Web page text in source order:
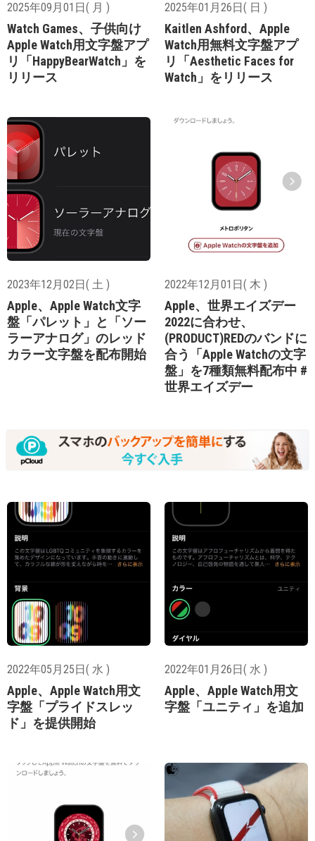
2025年09月01日( 月 )
Watch Games、子供向け
Apple Watch用文字盤アプ
リ「HappyBearWatch」を
リリース
2025年01月26日( 日 )
Kaitlen Ashford、Apple
Watch用無料文字盤アプ
リ「Aesthetic Faces for
Watch」をリリース
2023年12月02日( 土 )
Apple、Apple Watch文字
盤「パレット」と「ソー
ラーアナログ」のレッド
カラー文字盤を配布開始
2022年12月01日( 木 )
Apple、世界エイズデー
2022に合わせ、
(PRODUCT)REDのバンドに
合う「Apple Watchの文字
盤」を7種類無料配布中 #
世界エイズデー
2022年05月25日( 水 )
Apple、Apple Watch用文
字盤「プライドスレッ
ド」を提供開始
2022年01月26日( 水 )
Apple、Apple Watch用文
字盤「ユニティ」を追加